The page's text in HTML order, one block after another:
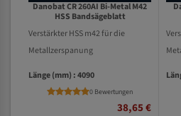
Danobat CR 260AI Bi-Metal M42
HSS Bandsägeblatt
Verstärkter HSS m42 für die
Metallzerspanung
Länge (mm) : 4090
0 Bewertungen
38,65 €